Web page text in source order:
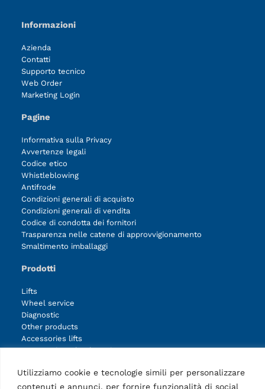
Utilizziamo cookie e tecnologie simili per personalizzare
contenuti e annunci, per fornire funzionalità di social
Informazioni
Azienda
Contatti
Supporto tecnico
Web Order
Marketing Login
Pagine
Informativa sulla Privacy
Avvertenze legali
Codice etico
Whistleblowing
Antifrode
Condizioni generali di acquisto
Condizioni generali di vendita
Codice di condotta dei fornitori
Trasparenza nelle catene di approvvigionamento
Smaltimento imballaggi
Prodotti
Lifts
Wheel service
Diagnostic
Other products
Accessories lifts
Accessories wheel service
Accessories other products